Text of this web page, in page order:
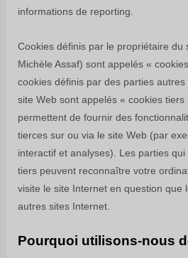
informations de reporting.
Cookies définis par le propriétaire du
Michèle Assaf) sont appelés «
cookies définis par des parties
site Web sont appelés « cookies
permettent de fournir des
tierces sur ou via le site Web (par
interactif et analyses). Les parties
tiers peuvent reconnaître votre
visite le site Internet en question que
autres sites Internet.
Pourquoi utilisons-nous